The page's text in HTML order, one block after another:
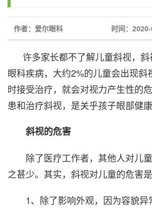
作者：爱尔眼科 时间：
许多家长都不了解儿童斜视，斜
眼科疾病，大约2%的儿童会出现斜
时接受治疗，就会对视力产生性的
患和治疗斜视，是关乎孩子眼部健康
斜视的危害
除了医疗工作者，其他人对儿
之甚少。其实，斜视对儿童的危害是
1、除了影响外观，因为容貌异